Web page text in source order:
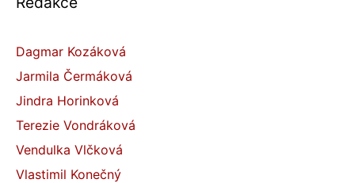
Dagmar Kozáková
Jarmila Čermáková
Jindra Horinková
Terezie Vondráková
Vendulka Vlčková
Vlastimil Konečný